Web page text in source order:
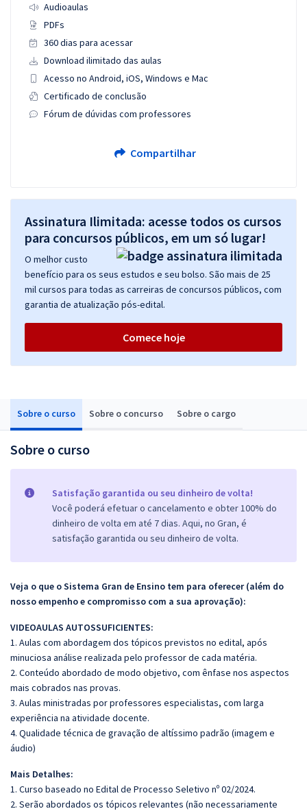
Sobre o curso Sobre o concurso Sobre o cargo
Sobre o curso
Satisfação garantida ou seu dinheiro de volta!
Você poderá efetuar o cancelamento e obter 100% do
dinheiro de volta em até 7 dias. Aqui, no Gran, é
satisfação garantida ou seu dinheiro de volta.
Veja o que o Sistema Gran de Ensino tem para oferecer (além do
nosso empenho e compromisso com a sua aprovação):
VIDEOAULAS AUTOSSUFICIENTES:
1. Aulas com abordagem dos tópicos previstos no edital, após
minuciosa análise realizada pelo professor de cada matéria.
2. Conteúdo abordado de modo objetivo, com ênfase nos aspectos
mais cobrados nas provas.
3. Aulas ministradas por professores especialistas, com larga
experiência na atividade docente.
4. Qualidade técnica de gravação de altíssimo padrão (imagem e
áudio)
Mais Detalhes:
1. Curso baseado no Edital de Processo Seletivo nº 02/2024.
2. Serão abordados os tópicos relevantes (não necessariamente
Audioaulas
PDFs
360 dias para acessar
Download ilimitado das aulas
Acesso no Android, iOS, Windows e Mac
Certificado de conclusão
Fórum de dúvidas com professores
Compartilhar
Assinatura Ilimitada: acesse todos os cursos
para concursos públicos, em um só lugar!
O melhor custo
benefício para os seus estudos e seu bolso. São mais de 25
mil cursos para todas as carreiras de concursos públicos, com
garantia de atualização pós-edital.
Comece hoje